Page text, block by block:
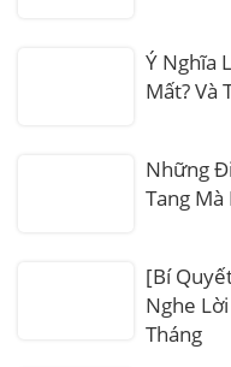
Ý Nghĩa
Mất? Và
Những
Tang Mà
[Bí
Nghe
Tháng